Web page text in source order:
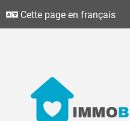
Cette page en français